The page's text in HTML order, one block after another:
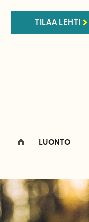
TILAA LEHTI
LUONTO